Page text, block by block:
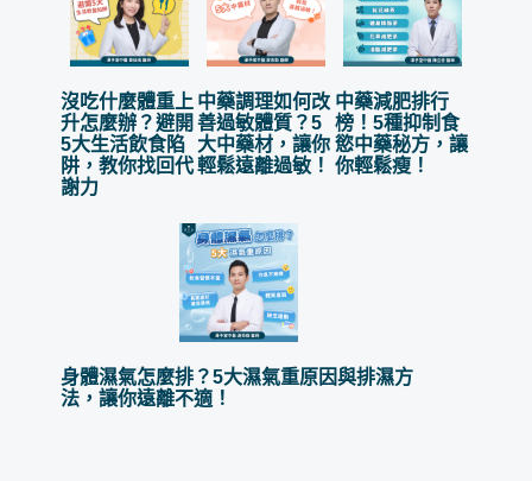
沒吃什麼體重上
升怎麼辦？避開
5大生活飲食陷
阱，教你找回代
謝力
中藥調理如何改
善過敏體質？5
大中藥材，讓你
輕鬆遠離過敏！
中藥減肥排行
榜！5種抑制食
慾中藥秘方，讓
你輕鬆瘦！
身體濕氣怎麼排？5大濕氣重原因與排濕方
法，讓你遠離不適！